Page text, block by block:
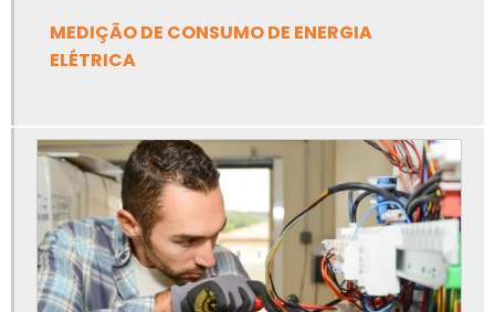
Empresas de eficiência energética
Empresas de instrumentação industrial
Estudo de demanda de energia
Estudo de eficiência energética
Estudo de eficiência energética em uma indústria
MEDIÇÃO DE CONSUMO DE ENERGIA
ELÉTRICA